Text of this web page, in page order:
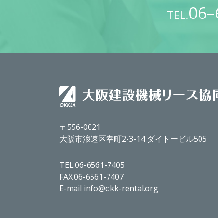
TEL.
〒556-0021
大阪市浪速区幸町2-3-14 ダイトービル505
TEL.06-6561-7405
FAX.06-6561-7407
E-mail info@okk-rental.org